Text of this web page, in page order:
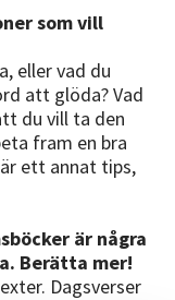
som vill
eller vad du
att glöda? Vad
du vill ta den
fram en bra
ett annat tips,
är några
Berätta mer!
Dagsverser